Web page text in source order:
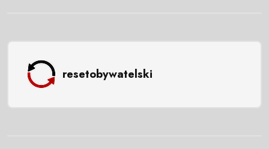
resetobywatelski